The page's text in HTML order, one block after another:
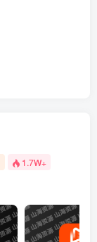
1.7W+